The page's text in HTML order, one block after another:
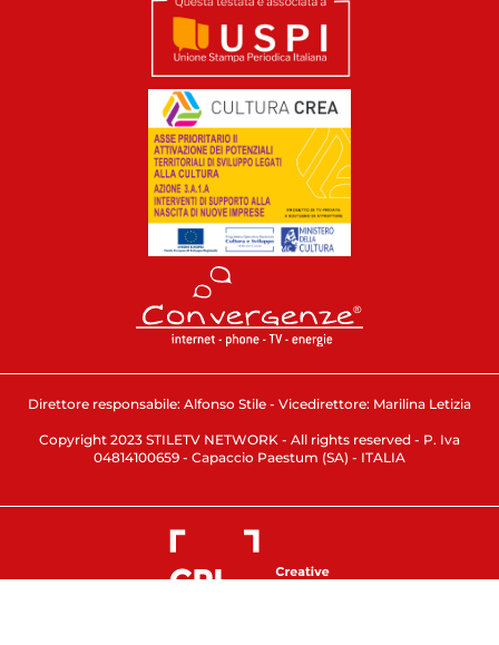
Direttore responsabile: Alfonso Stile - Vicedirettore: Marilina Letizia
Copyright 2023 STILETV NETWORK - All rights reserved - P. Iva
04814100659 - Capaccio Paestum (SA) - ITALIA